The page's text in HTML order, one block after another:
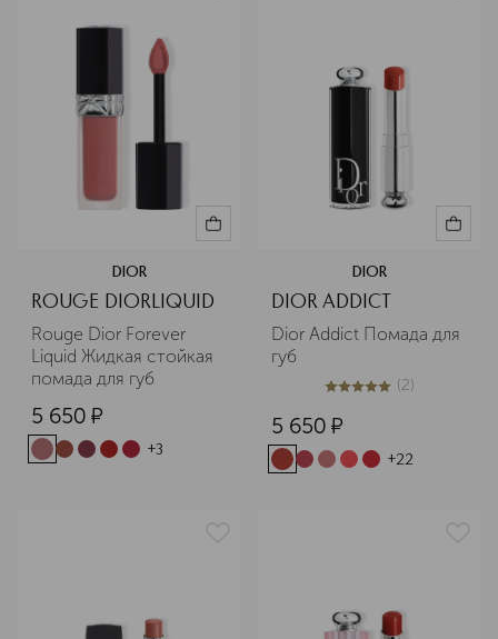
DIOR
ROUGE DIORLIQUID
Rouge Dior Forever
Liquid Жидкая стойкая
помада для губ
5 650 ¤
+3
DIOR
DIOR ADDICT
Dior Addict Помада для
губ
5из 52 (2)
5 650 ¤
+22